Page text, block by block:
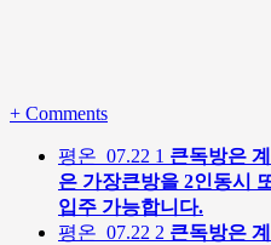
+ Comments
평온 07.22 1 큰독방은
은 가장큰방을 2인동시
입주 가능합니다.
평온 07.22 2 큰독방은